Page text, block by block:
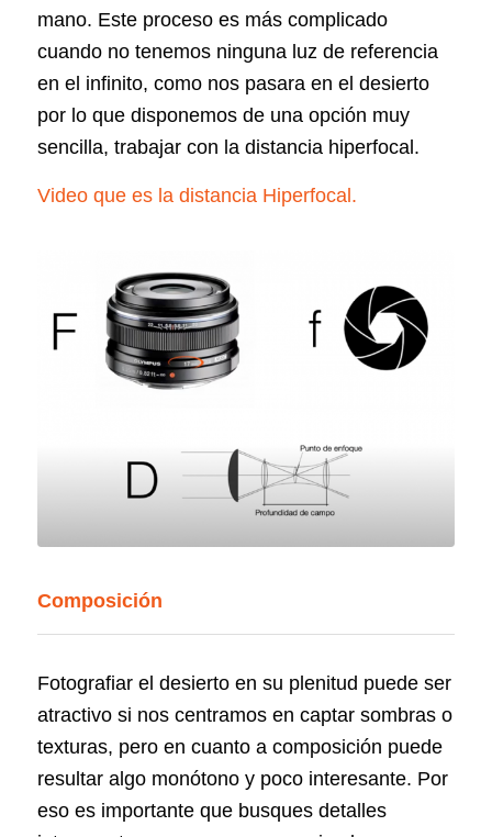
mano. Este proceso es más complicado
cuando no tenemos ninguna luz de referencia
en el infinito, como nos pasara en el desierto
por lo que disponemos de una opción muy
sencilla, trabajar con la distancia hiperfocal.
Video que es la distancia Hiperfocal.
Composición
Fotografiar el desierto en su plenitud puede ser
atractivo si nos centramos en captar sombras o
texturas, pero en cuanto a composición puede
resultar algo monótono y poco interesante. Por
eso es importante que busques detalles